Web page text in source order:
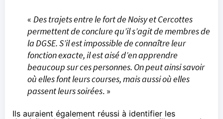
« Des trajets entre le fort de Noisy et Cercottes
permettent de conclure qu’il s’agit de membres de
la DGSE. S’il est impossible de connaître leur
fonction exacte, il est aisé d’en apprendre
beaucoup sur ces personnes. On peut ainsi savoir
où elles font leurs courses, mais aussi où elles
passent leurs soirées. »
Ils auraient également réussi à identifier les